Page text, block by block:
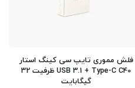
فلش مموری تایپ سی کینگ استار
USB 3.1 + Type-C C40 ظرفیت 32
گیگابایت